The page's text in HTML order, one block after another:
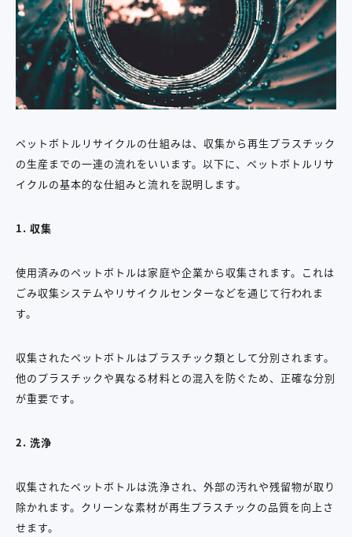
ペットボトルリサイクルの仕組みは、収集から再生プラスチック
の生産までの一連の流れをいいます。以下に、ペットボトルリサ
イクルの基本的な仕組みと流れを説明します。
1. 収集
使用済みのペットボトルは家庭や企業から収集されます。これは
ごみ収集システムやリサイクルセンターなどを通じて行われま
す。
収集されたペットボトルはプラスチック類として分別されます。
他のプラスチックや異なる材料との混入を防ぐため、正確な分別
が重要です。
2. 洗浄
収集されたペットボトルは洗浄され、外部の汚れや残留物が取り
除かれます。クリーンな素材が再生プラスチックの品質を向上さ
せます。